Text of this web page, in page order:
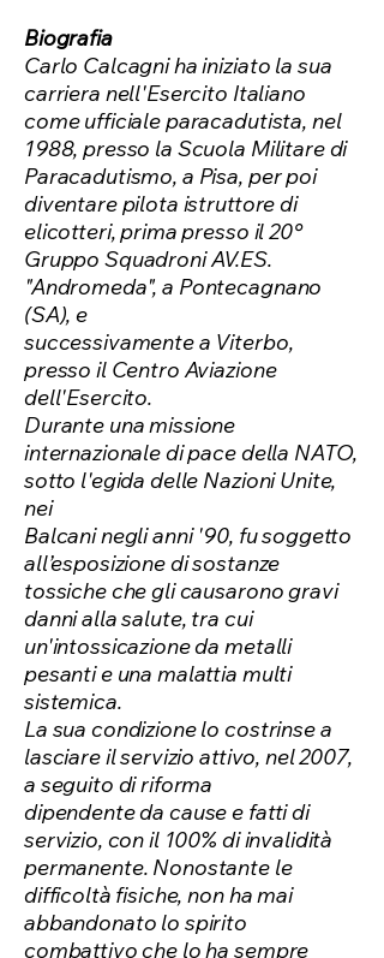
Biografia
Carlo Calcagni ha iniziato la sua
carriera nell'Esercito Italiano
come ufficiale paracadutista, nel
1988, presso la Scuola Militare di
Paracadutismo, a Pisa, per poi
diventare pilota istruttore di
elicotteri, prima presso il 20°
Gruppo Squadroni AV.ES.
"Andromeda", a Pontecagnano
(SA), e
successivamente a Viterbo,
presso il Centro Aviazione
dell'Esercito.
Durante una missione
internazionale di pace della NATO,
sotto l'egida delle Nazioni Unite,
nei
Balcani negli anni '90, fu soggetto
all’esposizione di sostanze
tossiche che gli causarono gravi
danni alla salute, tra cui
un'intossicazione da metalli
pesanti e una malattia multi
sistemica.
La sua condizione lo costrinse a
lasciare il servizio attivo, nel 2007,
a seguito di riforma
dipendente da cause e fatti di
servizio, con il 100% di invalidità
permanente. Nonostante le
difficoltà fisiche, non ha mai
abbandonato lo spirito
combattivo che lo ha sempre